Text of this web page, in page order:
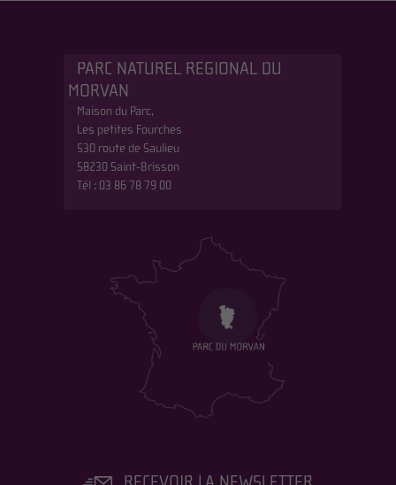
PARC NATUREL REGIONAL DU
MORVAN
Maison du Parc,
Les petites Fourches
530 route de Saulieu
58230 Saint-Brisson
Tél : 03 86 78 79 00